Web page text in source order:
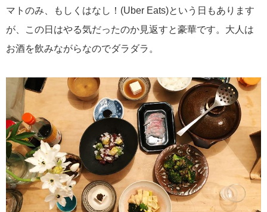
マトのみ、もしくはなし！(Uber Eats)という日もあります
が、この日はやる気だったのか見返すと豪華です。大人は
お酒を飲みながらなのでダラダラ。